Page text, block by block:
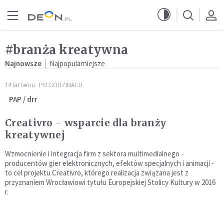
#branża kreatywna
Najnowsze Najpopularniejsze
14 lat temu PO GODZINACH
PAP / drr
Creativro - wsparcie dla branży
kreatywnej
Wzmocnienie i integracja firm z sektora multimedialnego -
producentów gier elektronicznych, efektów specjalnych i animacji -
to cel projektu Creativro, którego realizacja związana jest z
przyznaniem Wrocławiowi tytułu Europejskiej Stolicy Kultury w 2016
r.